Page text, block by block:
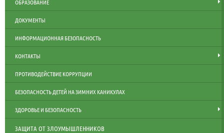
ОБРАЗОВАНИЕ
ДОКУМЕНТЫ
ИНФОРМАЦИОННАЯ БЕЗОПАСНОСТЬ
КОНТАКТЫ
ПРОТИВОДЕЙСТВИЕ КОРРУПЦИИ
БЕЗОПАСНОСТЬ ДЕТЕЙ НА ЗИМНИХ КАНИКУЛАХ
ЗДОРОВЬЕ И БЕЗОПАСНОСТЬ
ЗАЩИТА ОТ ЗЛОУМЫШЛЕННИКОВ